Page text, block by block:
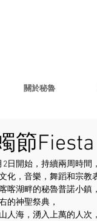
關於秘魯
節
日開始，持續兩周時間，
化，音樂，舞蹈和宗教
喀湖畔的秘魯普諾小鎮，
的神聖祭典，
人海，湧入上萬的人次，